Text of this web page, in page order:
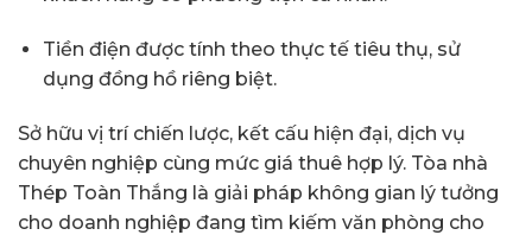
Tiền điện được tính theo thực tế tiêu thụ, sử
dụng đồng hồ riêng biệt.
Sở hữu vị trí chiến lược, kết cấu hiện đại, dịch vụ
chuyên nghiệp cùng mức giá thuê hợp lý. Tòa nhà
Thép Toàn Thắng là giải pháp không gian lý tưởng
cho doanh nghiệp đang tìm kiếm văn phòng cho